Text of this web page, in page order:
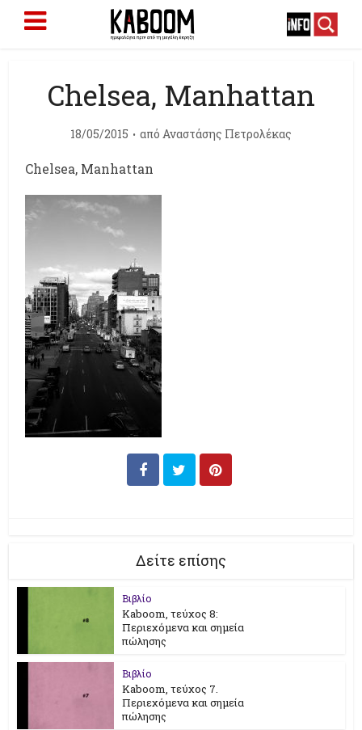
Chelsea, Manhattan
18/05/2015 από Αναστάσης Πετρολέκας
Chelsea, Manhattan
Δείτε επίσης
Βιβλίο
Kaboom, τεύχος 8:
Περιεχόμενα και σημεία
πώλησης
Βιβλίο
Kaboom, τεύχος 7.
Περιεχόμενα και σημεία
πώλησης